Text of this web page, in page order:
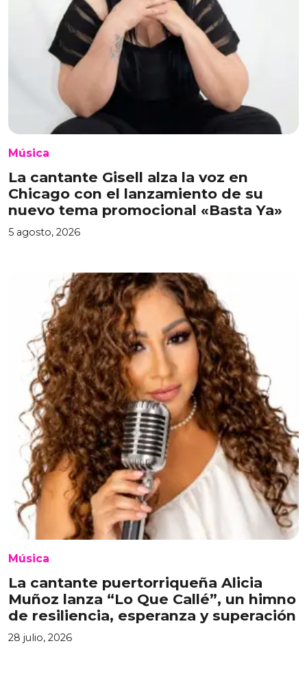
Música
La cantante Gisell alza la voz en
Chicago con el lanzamiento de su
nuevo tema promocional «Basta Ya»
5 agosto, 2026
Música
La cantante puertorriqueña Alicia
Muñoz lanza “Lo Que Callé”, un himno
de resiliencia, esperanza y superación
28 julio, 2026